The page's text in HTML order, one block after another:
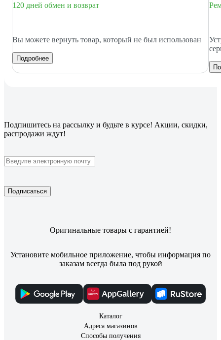
120 дней обмен и возврат
Вы можете вернуть товар, который не был использован
Подробнее
Подпишитесь на рассылку и будьте в курсе! Акции, скидки,
распродажи ждут!
Подписаться
Оригинальные товары с гарантией!
Установите мобильное приложение, чтобы информация по
заказам всегда была под рукой
Каталог
Адреса магазинов
Способы получения